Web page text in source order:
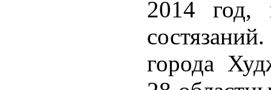
2014 год,
города